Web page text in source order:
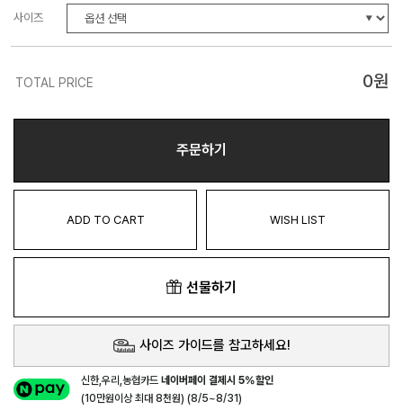
사이즈
TOTAL PRICE 0원
주문하기
ADD TO CART WISH LIST
선물하기
사이즈 가이드를 참고하세요!
신한,우리,농협카드네이버페이 결제시 5%할인
(10만원이상 최대 8천원) (8/5~8/31)